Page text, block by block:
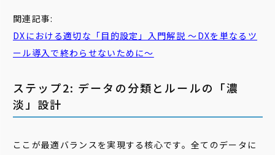
関連記事:
DXにおける適切な「目的設定」入門解説 ～DXを単なるツ
ール導入で終わらせないために～
ステップ2: データの分類とルールの「濃
淡」設計
ここが最適バランスを実現する核心です。全てのデータに